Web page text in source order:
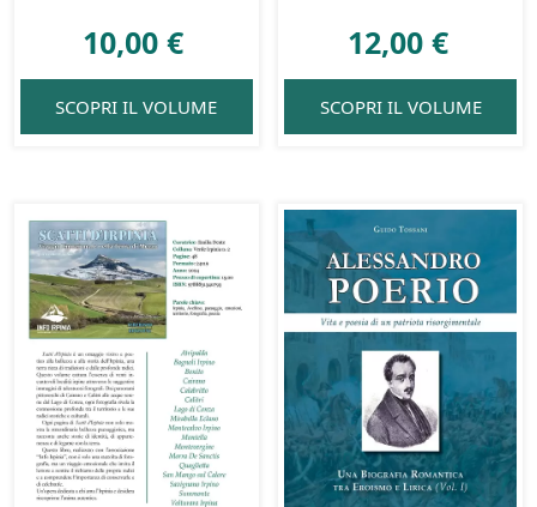
10,00€
SCOPRI IL VOLUME
12,00 €
SCOPRI IL VOLUME